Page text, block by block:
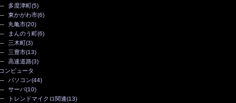
多度津町(5)
東かがわ市(6)
丸亀市(20)
まんのう町(6)
三木町(3)
三豊市(13)
高速道路(3)
コンピュータ
パソコン(44)
サーバ(10)
トレンドマイクロ関連(13)